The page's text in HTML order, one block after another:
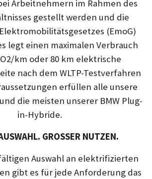
Arbeitnehmern im Rahmen des
gestellt werden und die
(EmoG)
legt einen maximalen Verbrauch
km oder 80 km elektrische
nach dem WLTP-Testverfahren
erfüllen alle unsere
die meisten unserer BMW Plug-
in-Hybride.
GROSSER NUTZEN.
Auswahl an elektrifizierten
gibt es für jede Anforderung das